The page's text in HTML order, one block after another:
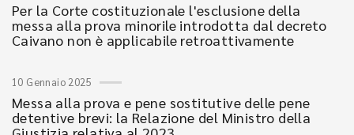
Per la Corte costituzionale l'esclusione della
messa alla prova minorile introdotta dal decreto
Caivano non è applicabile retroattivamente
10 Gennaio 2025
Messa alla prova e pene sostitutive delle pene
detentive brevi: la Relazione del Ministro della